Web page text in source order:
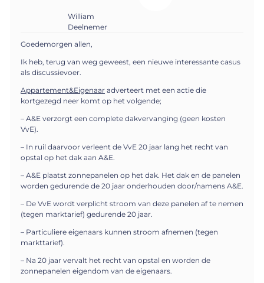
William
Deelnemer
Goedemorgen allen,
Ik heb, terug van weg geweest, een nieuwe interessante casus
als discussievoer.
Appartement&Eigenaar adverteert met een actie die
kortgezegd neer komt op het volgende;
– A&E verzorgt een complete dakvervanging (geen kosten
VvE).
– In ruil daarvoor verleent de VvE 20 jaar lang het recht van
opstal op het dak aan A&E.
– A&E plaatst zonnepanelen op het dak. Het dak en de panelen
worden gedurende de 20 jaar onderhouden door/namens A&E.
– De VvE wordt verplicht stroom van deze panelen af te nemen
(tegen marktarief) gedurende 20 jaar.
– Particuliere eigenaars kunnen stroom afnemen (tegen
markttarief).
– Na 20 jaar vervalt het recht van opstal en worden de
zonnepanelen eigendom van de eigenaars.